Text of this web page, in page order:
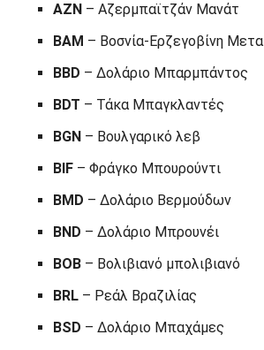
AZN – Αζερμπαϊτζάν Μανάτ
BAM – Βοσνία-Ερζεγοβίνη
BBD – Δολάριο Μπαρμπάντος
BDT – Τάκα Μπαγκλαντές
BGN – Βουλγαρικό λεβ
BIF – Φράγκο Μπουρούντι
BMD – Δολάριο Βερμούδων
BND – Δολάριο Μπρουνέι
BOB – Βολιβιανό μπολιβιανό
BRL – Ρεάλ Βραζιλίας
BSD – Δολάριο Μπαχάμες